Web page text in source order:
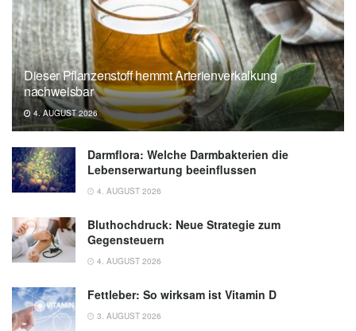
07.05.2026) ,bmj.com
BMJ Group: Higher dietary soy and legume
intake linked to lower high blood pressure
risk (veröffentlicht 07.05.2026),eurekalert.org
Dieser Pflanzenstoff hemmt Arterienverkalkung
nachweisbar
4. AUGUST 2026
Darmflora: Welche Darmbakterien die
Lebenserwartung beeinflussen
4. AUGUST 2026
Bluthochdruck: Neue Strategie zum
Gegensteuern
4. AUGUST 2026
Fettleber: So wirksam ist Vitamin D
3. AUGUST 2026